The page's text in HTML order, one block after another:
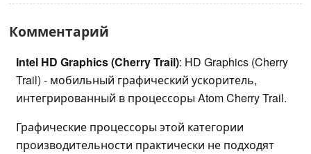
Комментарий
Intel HD Graphics (Cherry Trail): HD Graphics (Cherry
Trail) - мобильный графический ускоритель,
интегрированный в процессоры Atom Cherry Trail.
Графические процессоры этой категории
производительности практически не подходят